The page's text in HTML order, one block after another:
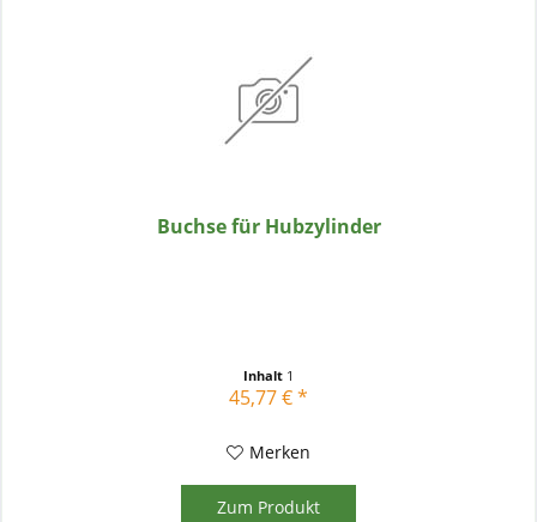
Buchse für Hubzylinder
Inhalt 1
45,77 € *
Merken
Zum Produkt